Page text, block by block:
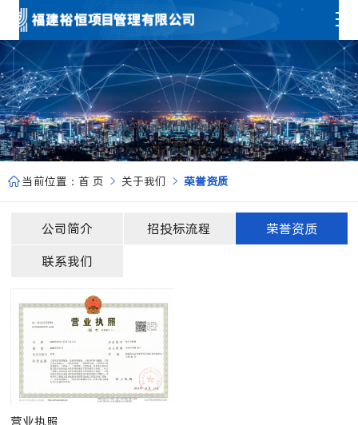
当前位置： 首 页  关于我们  荣誉资质
公司简介 招投标流程
荣誉资质
联系我们
营业执照